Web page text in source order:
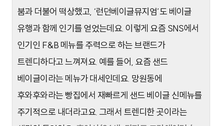
붐과 더불어 떡상했고, ‘런던베이글뮤지엄’도 베이글
유행과 함께 인기를 얻었는데요. 이렇게 요즘 SNS에서
인기인 F&B 메뉴를 주력으로 하는 브랜드가
트렌디하다고 느껴져요. 예를 들어, 요즘 샌드
베이글이라는 메뉴가 대세인데요. 망원동에
후와후와라는 빵집에서 재빠르게 샌드 베이글 신메뉴를
주기적으로 내더라고요. 그래서 트렌디한 곳이라는